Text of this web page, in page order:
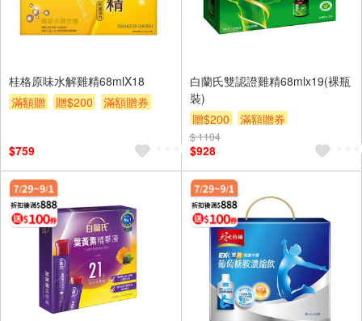
桂格原味水解雞精68mlX18
滿額贈
贈$200 滿額贈券
$759
白蘭氏雙認證雞精68mlx19(裸瓶
裝)
贈$200
滿額贈券
$ 1104
$928